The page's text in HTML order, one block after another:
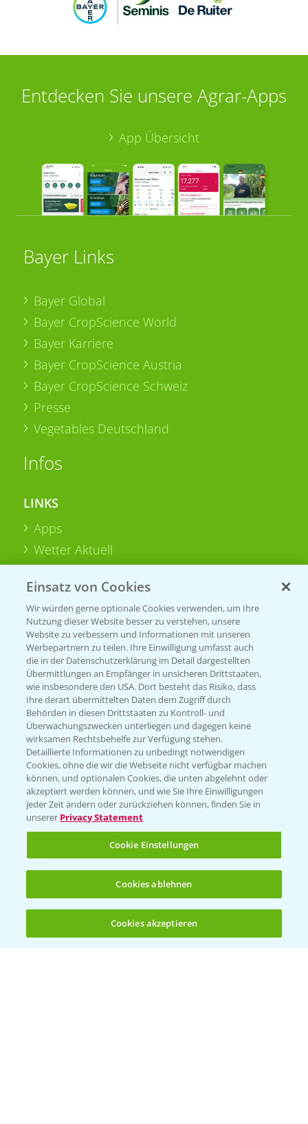
(noch 4)
Entdecken Sie unsere Agrar-Apps
App Übersicht
Bayer Links
Bayer Global
Bayer CropScience World
Bayer Karriere
Bayer CropScience Austria
Bayer CropScience Schweiz
Presse
Vegetables Deutschland
Infos
LINKS
Apps
Wetter Aktuell
BROSCHÜREN
Ackerbau
Saatgut
Sonderkulturen
Verantwortung & Sorgfalt
PAMIRA - Packmittelrücknahme
Sammelstellen und Termine
PRE - Chemikalien sicher entsorgen
Sammelstellen und Termine
Kontakt & Notfall
Beratung auf WhatsApp
+49 (0)174 346 564 1
Einsatz von Cookies
Wir würden gerne optionale Cookies verwenden, um Ihre
Nutzung dieser Website besser zu verstehen, unsere
Website zu verbessern und Informationen mit unseren
Werbepartnern zu teilen. Ihre Einwilligung umfasst auch
die in der Datenschutzerklärung im Detail dargestellten
Übermittlungen an Empfänger in unsicheren Drittstaaten,
wie insbesondere den USA. Dort besteht das Risiko, dass
Ihre derart übermittelten Daten dem Zugriff durch
Behörden in diesen Drittstaaten zu Kontroll- und
Überwachungszwecken unterliegen und dagegen keine
wirksamen Rechtsbehelfe zur Verfügung stehen.
Detaillierte Informationen zu unbedingt notwendigen
Cookies, ohne die wir die Webseite nicht verfügbar machen
können, und optionalen Cookies, die unten abgelehnt oder
akzeptiert werden können, und wie Sie Ihre Einwilligungen
jeder Zeit ändern oder zurückziehen können, finden Sie in
unserer Privacy Statement
Cookie Einstellungen
Cookies ablehnen
Cookies akzeptieren